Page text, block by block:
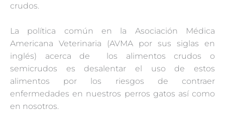
crudos.
La política común en la Asociación Médica
Americana Veterinaria (AVMA por sus siglas en
inglés) acerca de los alimentos crudos o
semicrudos es desalentar el uso de estos
alimentos por los riesgos de contraer
enfermedades en nuestros perros gatos así como
en nosotros.